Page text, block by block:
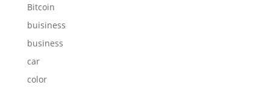
Bitcoin
buisiness
business
car
color